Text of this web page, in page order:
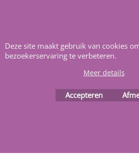
Deze site maakt gebruik van cookies
bezoekerservaring te verbeteren.
Meer details
Accepteren